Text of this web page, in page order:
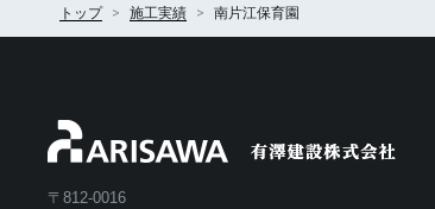
トップ 施工実績 南片江保育園
〒812-0016